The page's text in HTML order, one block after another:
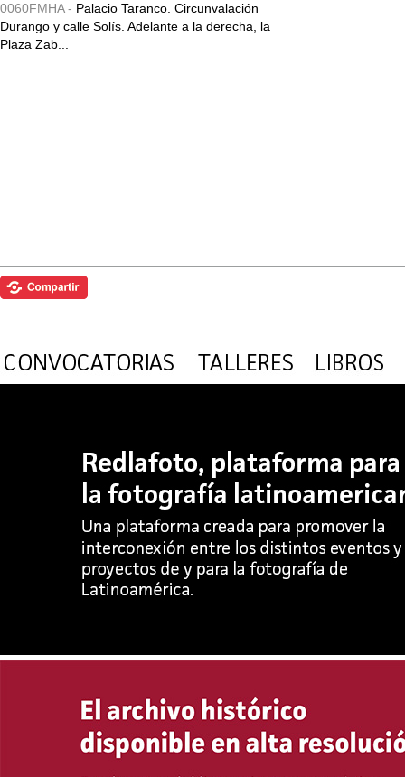
0060FMHA - Palacio Taranco. Circunvalación
Durango y calle Solís. Adelante a la derecha, la
Plaza Zab...